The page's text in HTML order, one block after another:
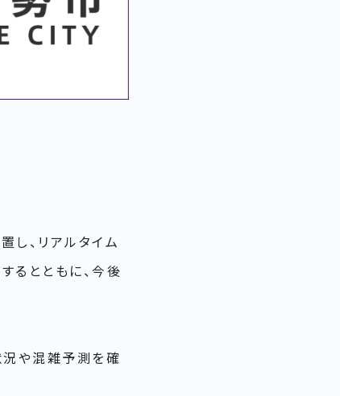
、リアルタイム
るとともに、今後
況や混雑予測を確